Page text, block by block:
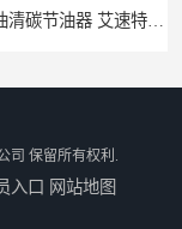
司 保留所有权利.
入口 网站地图